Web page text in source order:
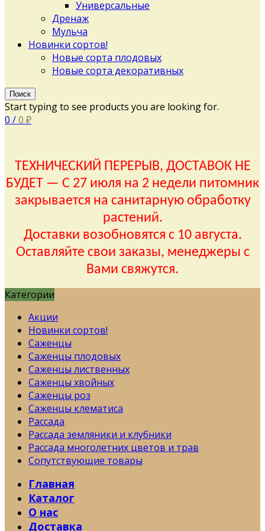
Универсальные
Дренаж
Мульча
Новинки сортов!
Новые сорта плодовых
Новые сорта декоративных
Поиск
Start typing to see products you are looking for.
0 /0 ₽
ТЕХНИЧЕСКИЙ ПЕРЕРЫВ, ДОСТАВОК НЕ
БУДЕТ — С 27 июля на 2 недели питомник
закрывается на санитарную обработку
растений.
Доставки возобновятся с 10 августа.
Оставляйте свои заказы, менеджеры с
Вами свяжутся.
Категории
Акции
Новинки сортов!
Саженцы
Саженцы плодовых
Саженцы лиственных
Саженцы хвойных
Саженцы роз
Саженцы клематиса
Рассада
Рассада земляники и клубники
Рассада многолетних цветов и трав
Сопутствующие товары
Главная
Каталог
О нас
Доставка